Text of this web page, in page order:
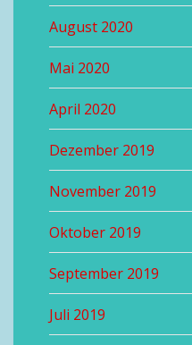
August 2020
Mai 2020
April 2020
Dezember 2019
November 2019
Oktober 2019
September 2019
Juli 2019